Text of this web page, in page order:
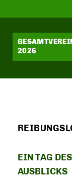
2026
EIN TAG
AUSBLICKS